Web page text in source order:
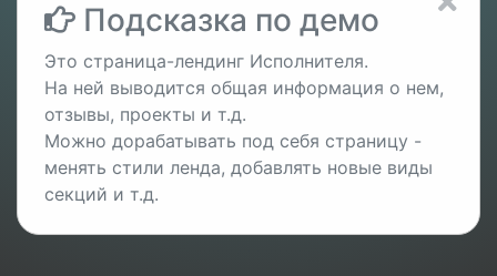
Подсказка по демо
Это страница-лендинг Исполнителя.
На ней выводится общая информация о нем,
отзывы, проекты и т.д.
Можно дорабатывать под себя страницу -
менять стили ленда, добавлять новые виды
секций и т.д.